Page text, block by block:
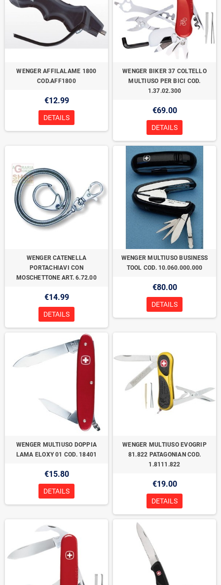
WENGER AFFILALAME 1800
COD.AFF1800
€12.99
DETAILS
WENGER BIKER 37 COLTELLO
MULTIUSO PER BICI COD.
1.37.02.300
€69.00
DETAILS
WENGER CATENELLA
PORTACHIAVI CON
MOSCHETTONE ART. 6.72.00
€14.99
DETAILS
WENGER MULTIUSO BUSINESS
TOOL COD. 10.060.000.000
€80.00
DETAILS
WENGER MULTIUSO DOPPIA
LAMA ELOXY 01 COD. 18401
€15.80
DETAILS
WENGER MULTIUSO EVOGRIP
81.822 PATAGONIAN COD.
1.8111.822
€19.00
DETAILS